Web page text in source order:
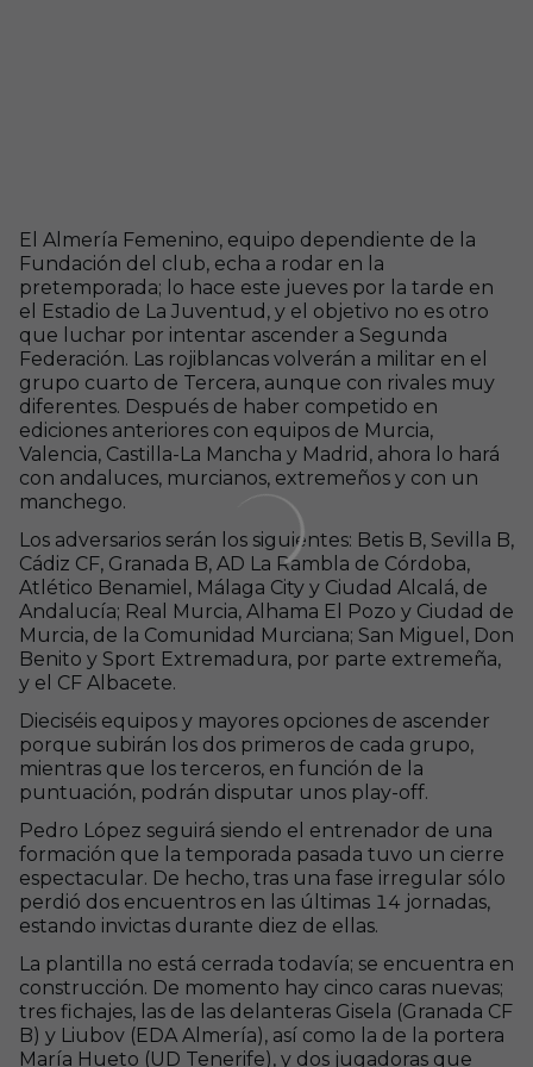
El Almería Femenino, equipo dependiente de la
Fundación del club, echa a rodar en la
pretemporada; lo hace este jueves por la tarde en
el Estadio de La Juventud, y el objetivo no es otro
que luchar por intentar ascender a Segunda
Federación. Las rojiblancas volverán a militar en el
grupo cuarto de Tercera, aunque con rivales muy
diferentes. Después de haber competido en
ediciones anteriores con equipos de Murcia,
Valencia, Castilla-La Mancha y Madrid, ahora lo hará
con andaluces, murcianos, extremeños y con un
manchego.
Los adversarios serán los siguientes: Betis B, Sevilla B,
Cádiz CF, Granada B, AD La Rambla de Córdoba,
Atlético Benamiel, Málaga City y Ciudad Alcalá, de
Andalucía; Real Murcia, Alhama El Pozo y Ciudad de
Murcia, de la Comunidad Murciana; San Miguel, Don
Benito y Sport Extremadura, por parte extremeña,
y el CF Albacete.
Dieciséis equipos y mayores opciones de ascender
porque subirán los dos primeros de cada grupo,
mientras que los terceros, en función de la
puntuación, podrán disputar unos play-off.
Pedro López seguirá siendo el entrenador de una
formación que la temporada pasada tuvo un cierre
espectacular. De hecho, tras una fase irregular sólo
perdió dos encuentros en las últimas 14 jornadas,
estando invictas durante diez de ellas.
La plantilla no está cerrada todavía; se encuentra en
construcción. De momento hay cinco caras nuevas;
tres fichajes, las de las delanteras Gisela (Granada CF
B) y Liubov (EDA Almería), así como la de la portera
María Hueto (UD Tenerife), y dos jugadoras que